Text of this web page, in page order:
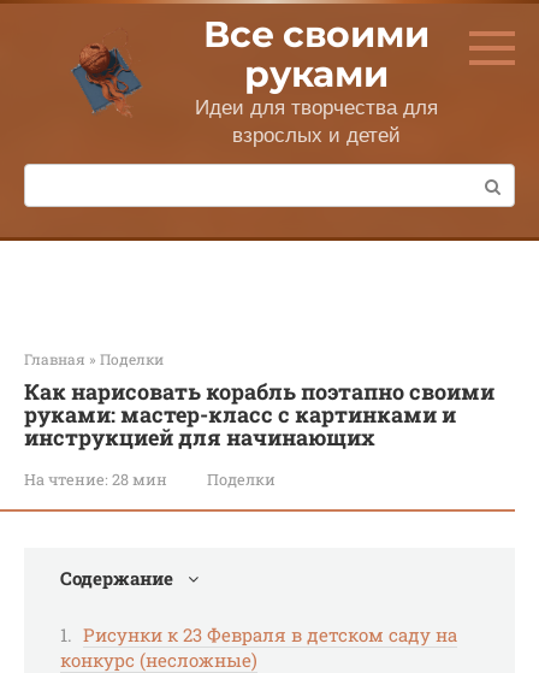
Перейти
контенту
Все своими
руками
Идеи для творчества для
взрослых и детей
Поиск:
Главная » Поделки
Как нарисовать корабль поэтапно своими
руками: мастер-класс с картинками и
инструкцией для начинающих
На чтение: 28 мин Поделки
Содержание
Рисунки к 23 Февраля в детском саду на
конкурс (несложные)